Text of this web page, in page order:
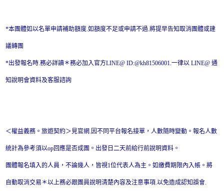
*本團體如以名單申請補助額度.如額度不足或申請不過.將提早告知取消團體或建
議轉團
*出發報名時.務必詳讀＊務必加入官方LINE@ ID:@kh81506001.一律以 LINE@ 通
知說明會資料及客服諮詢
＜權益義務。旅遊契約＞見官網.因不同平台報名接單，人數隨時變動。報名人數
統計為參考須以op回應是否成團。出發日二天前給行前說明資料。
團體報名填入的人員，不論幾人，皆視1位代表人為主。如繳費期限內入帳。將
自動取消交易＊以上務必跟團員說明清楚內容及注意事項.以免造成認知誤會.